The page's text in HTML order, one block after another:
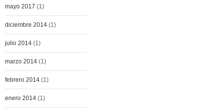
mayo 2017 (1)
diciembre 2014 (1)
julio 2014 (1)
marzo 2014 (1)
febrero 2014 (1)
enero 2014 (1)